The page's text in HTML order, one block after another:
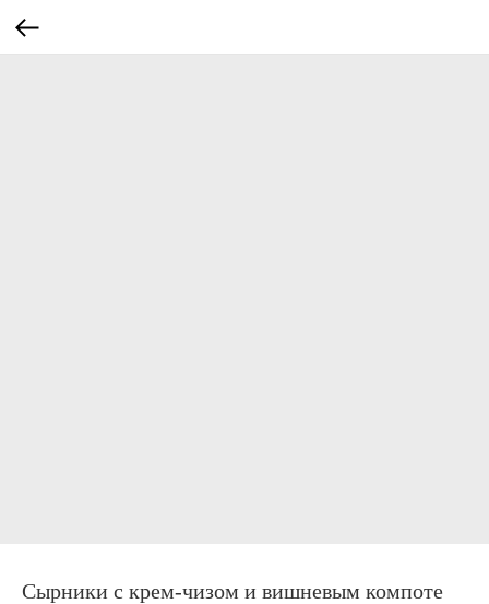
Сырники с крем-чизом и вишневым компоте